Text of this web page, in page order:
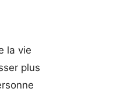
la vie
plus